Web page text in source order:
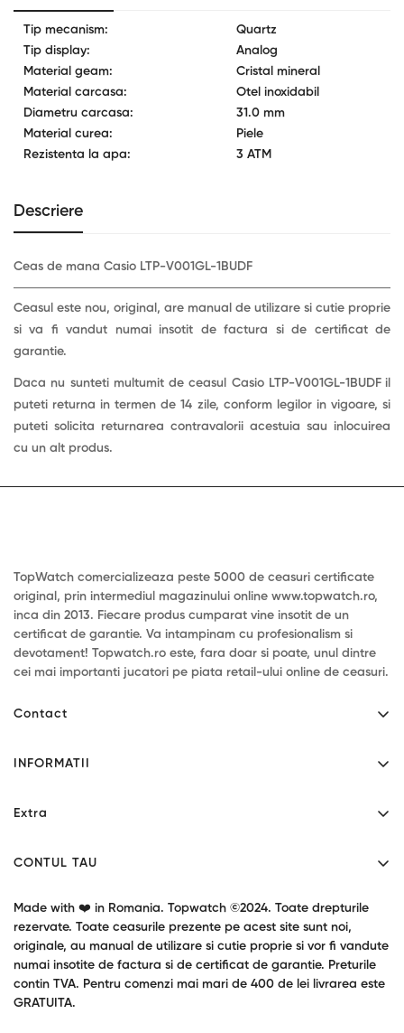
Tip mecanism:
Quartz
Tip display:
Analog
Material geam:
Cristal mineral
Material carcasa:
Otel inoxidabil
Diametru carcasa:
31.0 mm
Material curea:
Piele
Rezistenta la apa:
3 ATM
Descriere
Ceas de mana Casio LTP-V001GL-1BUDF
Ceasul este nou, original, are manual de utilizare si cutie proprie
si va fi vandut numai insotit de factura si de certificat de
garantie.
Daca nu sunteti multumit de ceasul Casio LTP-V001GL-1BUDF il
puteti returna in termen de 14 zile, conform legilor in vigoare, si
puteti solicita returnarea contravalorii acestuia sau inlocuirea
cu un alt produs.
TopWatch comercializeaza peste 5000 de ceasuri certificate
original, prin intermediul magazinului online www.topwatch.ro,
inca din 2013. Fiecare produs cumparat vine insotit de un
certificat de garantie. Va intampinam cu profesionalism si
devotament! Topwatch.ro este, fara doar si poate, unul dintre
cei mai importanti jucatori pe piata retail-ului online de ceasuri.
Contact
Program: L-V 9:00-17:30
contact@topwatch.ro
INFORMATII
Livrare
Termeni si conditii
Extra
Garantie produse
Oferte speciale
CONTUL TAU
Returnari
Blog / Stiri
Made with ❤️ in Romania. Topwatch ©2024. Toate drepturile
rezervate. Toate ceasurile prezente pe acest site sunt noi,
originale, au manual de utilizare si cutie proprie si vor fi vandute
numai insotite de factura si de certificat de garantie. Preturile
contin TVA. Pentru comenzi mai mari de 400 de lei livrarea este
GRATUITA.
Confirm your age
Are you 18 years old or older?
No, I'm not Yes, I am